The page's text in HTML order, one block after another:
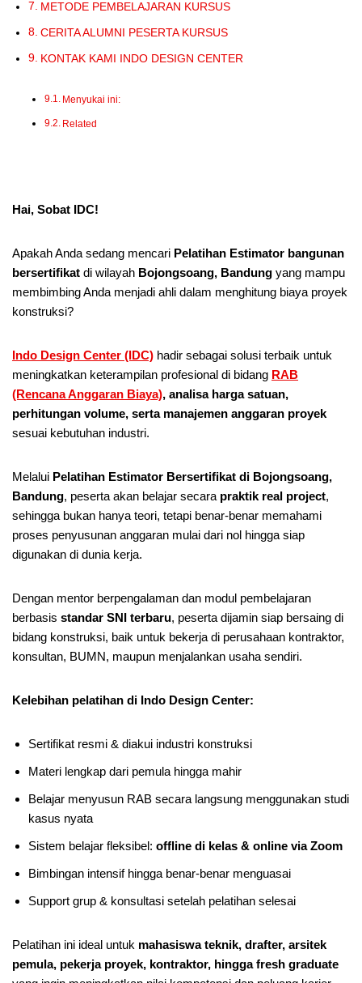
METODE PEMBELAJARAN KURSUS
CERITA ALUMNI PESERTA KURSUS
KONTAK KAMI INDO DESIGN CENTER
Menyukai ini:
Related
Hai, Sobat IDC!
Apakah Anda sedang mencari Pelatihan Estimator bangunan
bersertifikat di wilayah Bojongsoang, Bandung yang mampu
membimbing Anda menjadi ahli dalam menghitung biaya proyek
konstruksi?
Indo Design Center (IDC) hadir sebagai solusi terbaik untuk
meningkatkan keterampilan profesional di bidang RAB
(Rencana Anggaran Biaya), analisa harga satuan,
perhitungan volume, serta manajemen anggaran proyek
sesuai kebutuhan industri.
Melalui Pelatihan Estimator Bersertifikat di Bojongsoang,
Bandung, peserta akan belajar secara praktik real project,
sehingga bukan hanya teori, tetapi benar-benar memahami
proses penyusunan anggaran mulai dari nol hingga siap
digunakan di dunia kerja.
Dengan mentor berpengalaman dan modul pembelajaran
berbasis standar SNI terbaru, peserta dijamin siap bersaing di
bidang konstruksi, baik untuk bekerja di perusahaan kontraktor,
konsultan, BUMN, maupun menjalankan usaha sendiri.
Kelebihan pelatihan di Indo Design Center:
Sertifikat resmi & diakui industri konstruksi
Materi lengkap dari pemula hingga mahir
Belajar menyusun RAB secara langsung menggunakan studi
kasus nyata
Sistem belajar fleksibel: offline di kelas & online via Zoom
Bimbingan intensif hingga benar-benar menguasai
Support grup & konsultasi setelah pelatihan selesai
Pelatihan ini ideal untuk mahasiswa teknik, drafter, arsitek
pemula, pekerja proyek, kontraktor, hingga fresh graduate